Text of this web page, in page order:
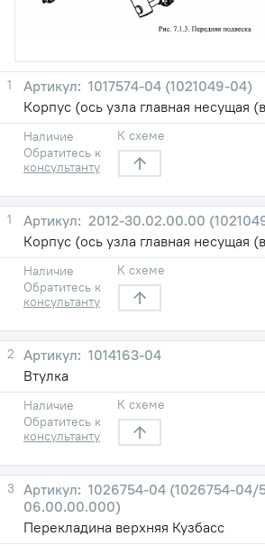
1
1017574-04 (1021049-04)
Корпус (ось узла главная несущая
Наличие
Обратитесь к
консультанту
К схеме
1
2012-30.02.00.00
Корпус (ось узла главная несущая
Наличие
Обратитесь к
консультанту
К схеме
2
1014163-04
Втулка
Наличие
Обратитесь к
консультанту
К схеме
3
1026754-04 (1026754-04/
06.00.00.000)
Перекладина верхняя Кузбасс